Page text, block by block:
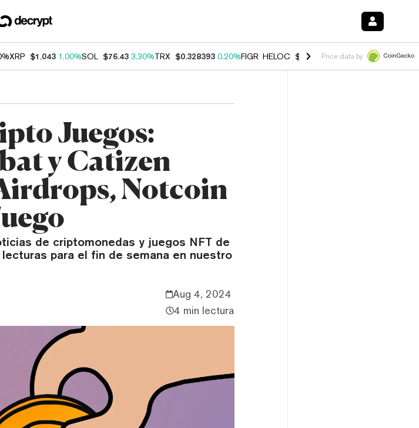
XRP $1.043 1.00%SOL $76.43 3.30%TRX $0.328393 0.20%FIGR_HELOC $1.007 -2.70%HYPE $54.72 -
Price data by
Juegos:
y Catizen
Notcoin
de criptomonedas y juegos NFT de
para el fin de semana en nuestro
Aug 4, 2024
4 min lectura